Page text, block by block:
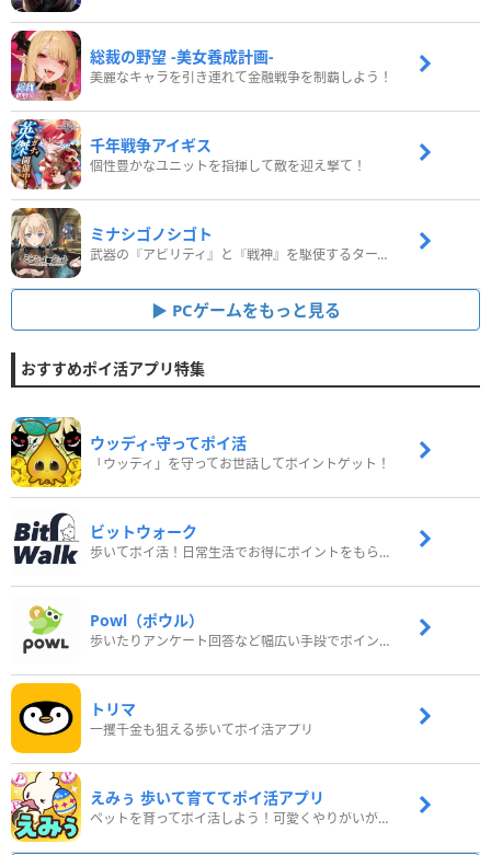
総裁の野望 -美女養成計画-
美麗なキャラを引き連れて金融戦争を制覇しよう！
千年戦争アイギス
個性豊かなユニットを指揮して敵を迎え撃て！
ミナシゴノシゴト
武器の『アビリティ』と『戦神』を駆使するターン制コマンドバトルRPG！
PCゲームをもっと見る
おすすめポイ活アプリ特集
ウッディ‐守ってポイ活
「ウッディ」を守ってお世話してポイントゲット！
ビットウォーク
歩いてポイ活！日常生活でお得にポイントをもらおう
Powl（ポウル）
歩いたりアンケート回答など幅広い手段でポイントをゲット
トリマ
一攫千金も狙える歩いてポイ活アプリ
えみぅ 歩いて育ててポイ活アプリ
ペットを育ってポイ活しよう！可愛くやりがいがある新感覚アプリ